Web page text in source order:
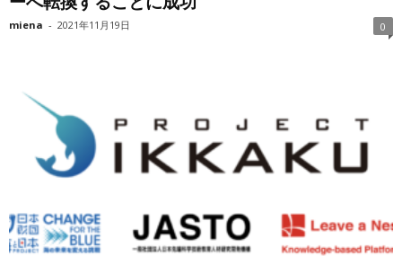
miena - 2021年11月19日 0